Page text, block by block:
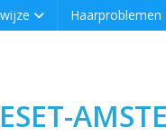
Haarproblemen